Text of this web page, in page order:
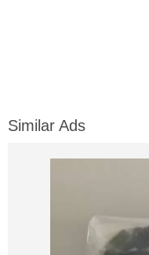
Similar Ads